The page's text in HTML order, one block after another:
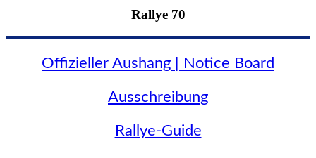
Rallye 70
Offizieller Aushang | Notice Board
Ausschreibung
Rallye-Guide